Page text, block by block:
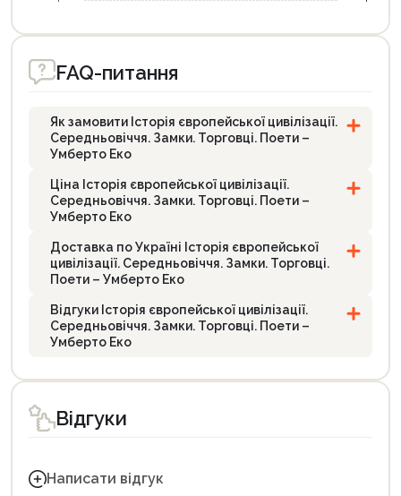
FAQ-питання
Як замовити Історія європейської цивілізації.
Середньовіччя. Замки. Торговці. Поети –
Умберто Еко
Ціна Історія європейської цивілізації.
Середньовіччя. Замки. Торговці. Поети –
Умберто Еко
Доставка по Україні Історія європейської
цивілізації. Середньовіччя. Замки. Торговці.
Поети – Умберто Еко
Відгуки Історія європейської цивілізації.
Середньовіччя. Замки. Торговці. Поети –
Умберто Еко
Відгуки
Написати відгук